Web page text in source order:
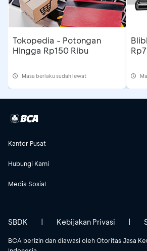
Tokopedia - Potongan
Hingga Rp150 Ribu
Masa berlaku sudah lewat
Kantor Pusat
Hubungi Kami
Media Sosial
BCA berizin dan diawasi oleh Otoritas Jasa
SBDK | Kebijakan Privasi |